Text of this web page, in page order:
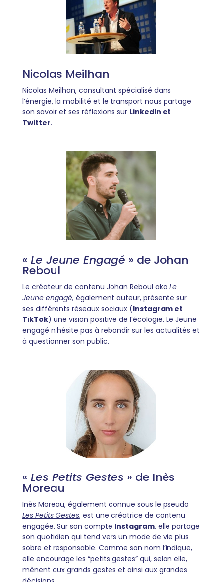
Nicolas Meilhan
Nicolas Meilhan, consultant spécialisé dans
l’énergie, la mobilité et le transport nous partage
son savoir et ses réflexions sur LinkedIn et
Twitter.
« Le Jeune Engagé » de Johan
Reboul
Le créateur de contenu Johan Reboul aka Le
Jeune engagé, également auteur, présente sur
ses différents réseaux sociaux (Instagram et
TikTok) une vision positive de l’écologie. Le Jeune
engagé n’hésite pas à rebondir sur les actualités et
à questionner son public.
« Les Petits Gestes » de Inès
Moreau
Inès Moreau, également connue sous le pseudo
Les Petits Gestes, est une créatrice de contenu
engagée. Sur son compte Instagram, elle partage
son quotidien qui tend vers un mode de vie plus
sobre et responsable. Comme son nom l’indique,
elle encourage les “petits gestes” qui, selon elle,
mènent aux grands gestes et ainsi aux grandes